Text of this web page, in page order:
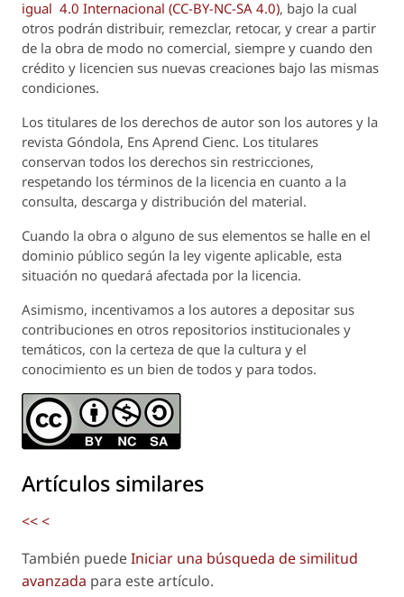
igual 4.0 Internacional (CC-BY-NC-SA 4.0), bajo la cual
otros podrán distribuir, remezclar, retocar, y crear a partir
de la obra de modo no comercial, siempre y cuando den
crédito y licencien sus nuevas creaciones bajo las mismas
condiciones.
Los titulares de los derechos de autor son los autores y la
revista Góndola, Ens Aprend Cienc. Los titulares
conservan todos los derechos sin restricciones,
respetando los términos de la licencia en cuanto a la
consulta, descarga y distribución del material.
Cuando la obra o alguno de sus elementos se halle en el
dominio público según la ley vigente aplicable, esta
situación no quedará afectada por la licencia.
Asimismo, incentivamos a los autores a depositar sus
contribuciones en otros repositorios institucionales y
temáticos, con la certeza de que la cultura y el
conocimiento es un bien de todos y para todos.
Artículos similares
<<<
También puedeIniciar una búsqueda de similitud
avanzada para este artículo.